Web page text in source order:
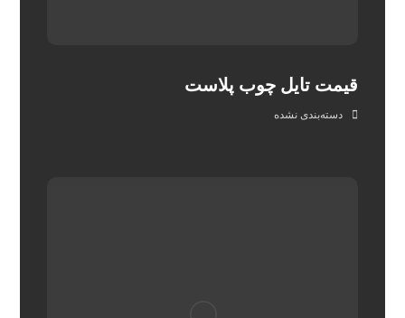
قیمت تایل چوب پلاست
دسته‌بندی نشده